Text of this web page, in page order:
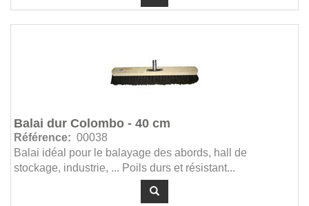
Balai dur Colombo - 40 cm
Référence: 00038
Balai idéal pour le balayage des abords, hall de
stockage, industrie, ... Poils durs et résistant...